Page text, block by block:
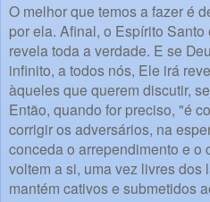
O melhor que temos a fazer é
por ela. Afinal, o Espírito
revela toda a verdade. E se
infinito, a todos nós, Ele irá
àqueles que querem discutir,
Então, quando for preciso, "é
corrigir os adversários, na
conceda o arrependimento e o
voltem a si, uma vez livres dos
mantém cativos e submetidos